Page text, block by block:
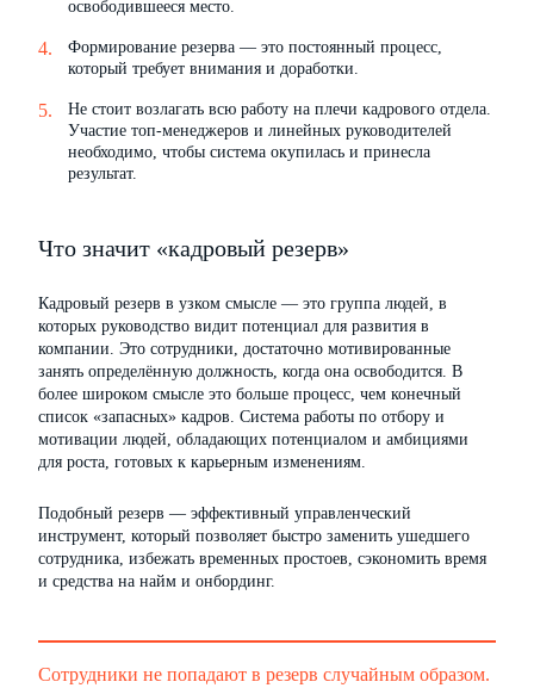
освободившееся место.
Формирование резерва — это постоянный процесс,
который требует внимания и доработки.
Не стоит возлагать всю работу на плечи кадрового отдела.
Участие топ-менеджеров и линейных руководителей
необходимо, чтобы система окупилась и принесла
результат.
Что значит «кадровый резерв»
Кадровый резерв в узком смысле — это группа людей, в
которых руководство видит потенциал для развития в
компании. Это сотрудники, достаточно мотивированные
занять определённую должность, когда она освободится. В
более широком смысле это больше процесс, чем конечный
список «запасных» кадров. Система работы по отбору и
мотивации людей, обладающих потенциалом и амбициями
для роста, готовых к карьерным изменениям.
Подобный резерв — эффективный управленческий
инструмент, который позволяет быстро заменить ушедшего
сотрудника, избежать временных простоев, сэкономить время
и средства на найм и онбординг.
Сотрудники не попадают в резерв случайным образом.